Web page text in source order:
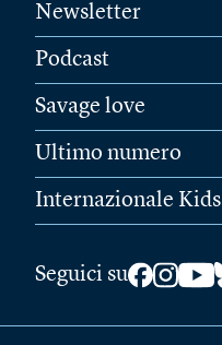
Newsletter
Podcast
Savage love
Ultimo numero
Internazionale Kids
Seguici su